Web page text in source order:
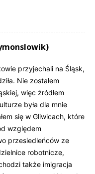
przyjechali na Śląsk,
Nie zostałem
więc źródłem
była dla mnie
się w Gliwicach, które
względem
przesiedleńców ze
robotnicze,
także imigracja